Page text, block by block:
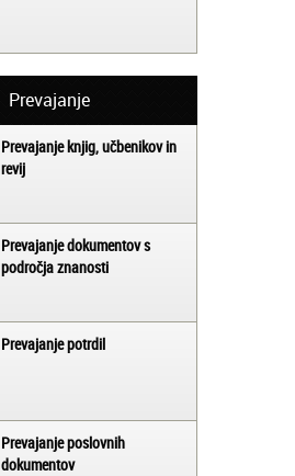
Prevajanje
Prevajanje knjig, učbenikov in
revij
Prevajanje dokumentov s
področja znanosti
Prevajanje potrdil
Prevajanje poslovnih
dokumentov